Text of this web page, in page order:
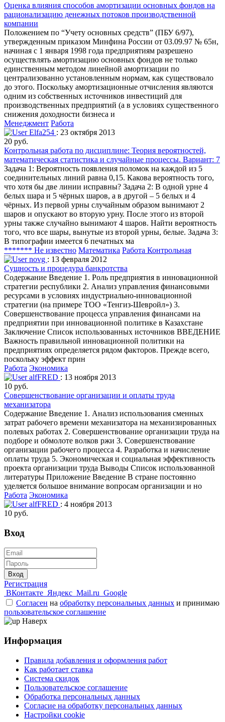
Оценка влияния способов амортизации основных фондов на
рационализацию денежных потоков производственной
компании
Положением по “Учету основных средств” (ПБУ 6/97),
утвержденным приказом Минфина России от 03.09.97 № 65н,
начиная с 1 января 1998 года предприятиям разрешено
осуществлять амортизацию основных фондов не только
единственным методом линейной амортизации по
централизованно установленным нормам, как существовало
до этого. Поскольку амортизационные отчисления являются
одним из собственных источников инвестиций для
производственных предприятий (а в условиях существенного
снижения доходности бизнеса и
Менеджмент Работа
Elfa254 : 23 октября 2013
20 руб.
Контрольная работа по дисциплине: Теория вероятностей,
математическая статистика и случайные процессы. Вариант: 7
Задача 1: Вероятность появления поломок на каждой из 5
соединительных линий равна 0,15. Какова вероятность того,
что хотя бы две линии исправны? Задача 2: В одной урне 4
белых шара и 5 чёрных шаров, а в другой – 5 белых и 4
чёрных. Из первой урны случайным образом вынимают 2
шаров и опускают во вторую урну. После этого из второй
урны также случайно вынимают 4 шаров. Найти вероятность
того, что все шары, вынутые из второй урны, белые. Задача 3:
В типографии имеется 6 печатных ма
******* Не известно Математика Работа Контрольная
novg : 13 февраля 2012
Сущность и процедура банкротства
Содержание Введение 1. Роль предприятия в инновационной
стратегии республики 2. Анализ управления финансовыми
ресурсами в условиях индустриально-инновационной
стратегии (на примере ТОО «Тенгиз-Шевройл») 3.
Совершенствование процесса управления финансами на
предприятии при инновационной политике в Казахстане
Заключение Список использованных источников ВВЕДЕНИЕ
Важность правильной инновационной политики на
предприятиях определяется рядом факторов. Прежде всего,
поскольку эффект прин
Работа Экономика
alfFRED : 13 ноября 2013
10 руб.
Совершенствование организации и оплаты труда
механизатора
Содержание Введение 1. Анализ использования сменных
затрат рабочего времени механизатора на механизированных
полевых работах 2. Совершенствование организации труда на
подборе и обмолоте волков ржи 3. Совершенствование
организации рабочего процесса 4. Разработка и начисление
оплаты труда 5. Экономическая и социальная эффективность
проекта организации труда Выводы Список использованной
литературы Приложение Введение В стране постоянно
уделяется большое внимание вопросам организации и но
Работа Экономика
alfFRED : 4 ноября 2013
10 руб.
Вход
Вход
Регистрация
ВКонтакте Яндекс Mail.ru Google
Согласен на обработку персональных данных и принимаю
пользовательское соглашение
Наверх
Информация
Правила добавления и оформления работ
Как работает ставка
Система скидок
Пользовательское соглашение
Обработка персональных данных
Согласие на обработку персональных данных
Настройки cookie